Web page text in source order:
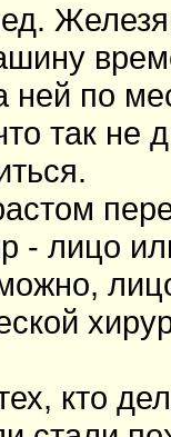
ней по
так не
- лицо
кто